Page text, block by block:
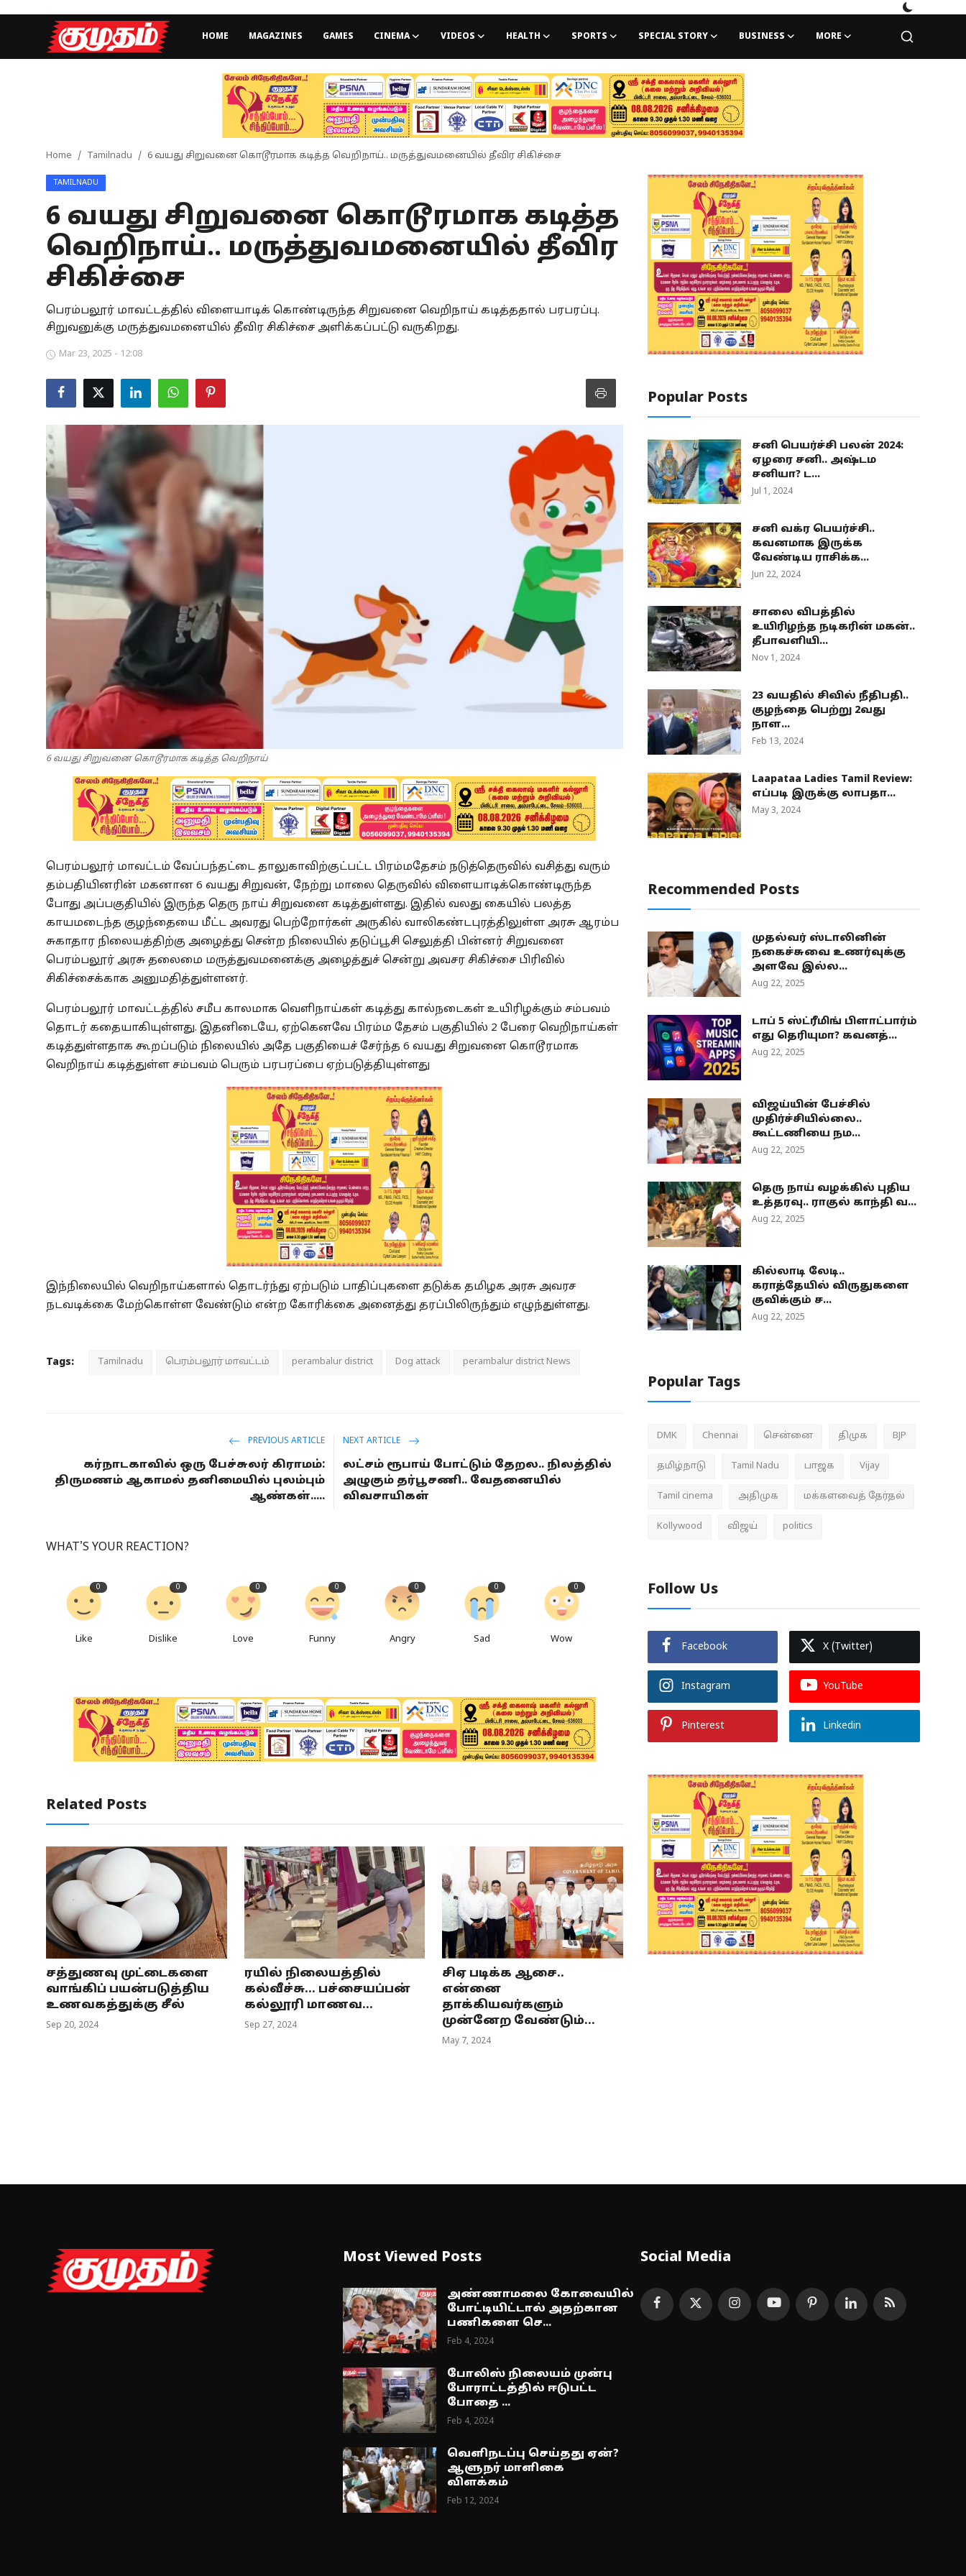
HOME MAGAZINES GAMES CINEMA VIDEOS HEALTH SPORTS SPECIAL STORY BUSINESS MORE
Games
Special Story
Tamilnadu
National
Astrology
Spirituality
Weather
Politics
Home Tamilnadu 6 வயது சிறுவனை கொடூரமாக கடித்த வெறிநாய்.. மருத்துவமனையில் தீவிர சிகிச்சை
TAMILNADU
6 வயது சிறுவனை கொடூரமாக கடித்த
வெறிநாய்.. மருத்துவமனையில் தீவிர
சிகிச்சை
பெரம்பலூர் மாவட்டத்தில் விளையாடிக் கொண்டிருந்த சிறுவனை வெறிநாய் கடித்ததால் பரபரப்பு.
சிறுவனுக்கு மருத்துவமனையில் தீவிர சிகிச்சை அளிக்கப்பட்டு வருகிறது.
Mar 23, 2025 - 12:08
6 வயது சிறுவனை கொடூரமாக கடித்த வெறிநாய்
பெரம்பலூர் மாவட்டம் வேப்பந்தட்டை தாலுகாவிற்குட்பட்ட பிரம்மதேசம் நடுத்தெருவில் வசித்து வரும்
தம்பதியினரின் மகனான 6 வயது சிறுவன், நேற்று மாலை தெருவில் விளையாடிக்கொண்டிருந்த
போது அப்பகுதியில் இருந்த தெரு நாய் சிறுவனை கடித்துள்ளது. இதில் வலது கையில் பலத்த
காயமடைந்த குழந்தையை மீட்ட அவரது பெற்றோர்கள் அருகில் வாலிகண்டபுரத்திலுள்ள அரசு ஆரம்ப
சுகாதார நிலையத்திற்கு அழைத்து சென்ற நிலையில் தடுப்பூசி செலுத்தி பின்னர் சிறுவனை
பெரம்பலூர் அரசு தலைமை மருத்துவமனைக்கு அழைத்துச் சென்று அவசர சிகிச்சை பிரிவில்
சிகிச்சைக்காக அனுமதித்துள்ளனர்.
பெரம்பலூர் மாவட்டத்தில் சமீப காலமாக வெளிநாய்கள் கடித்து கால்நடைகள் உயிரிழக்கும் சம்பவம்
தொடர் கதையாகியுள்ளது. இதனிடையே, ஏற்கெனவே பிரம்ம தேசம் பகுதியில் 2 பேரை வெறிநாய்கள்
கடித்துள்ளதாக கூறப்படும் நிலையில் அதே பகுதியைச் சேர்ந்த 6 வயது சிறுவனை கொடூரமாக
வெறிநாய் கடித்துள்ள சம்பவம் பெரும் பரபரப்பை ஏற்படுத்தியுள்ளது
இந்நிலையில் வெறிநாய்களால் தொடர்ந்து ஏற்படும் பாதிப்புகளை தடுக்க தமிழக அரசு அவரச
நடவடிக்கை மேற்கொள்ள வேண்டும் என்ற கோரிக்கை அனைத்து தரப்பிலிருந்தும் எழுந்துள்ளது.
Tags: Tamilnadu பெரம்பலூர் மாவட்டம் perambalur district Dog attack perambalur district News
PREVIOUS ARTICLE
கர்நாடகாவில் ஒரு பேச்சுலர் கிராமம்:
திருமணம் ஆகாமல் தனிமையில் புலம்பும்
ஆண்கள்.....
NEXT ARTICLE
லட்சம் ரூபாய் போட்டும் தேறல.. நிலத்தில்
அழுகும் தர்பூசணி.. வேதனையில்
விவசாயிகள்
WHAT'S YOUR REACTION?
0
Like
0
Dislike
0
Love
0
Funny
0
Angry
0
Sad
0
Wow
Related Posts
சத்துணவு முட்டைகளை
வாங்கிப் பயன்படுத்திய
உணவகத்துக்கு சீல்
Sep 20, 2024
ரயில் நிலையத்தில்
கல்வீச்சு... பச்சையப்பன்
கல்லூரி மாணவ...
Sep 27, 2024
சிஏ படிக்க ஆசை..
என்னை
தாக்கியவர்களும்
முன்னேற வேண்டும்...
May 7, 2024
Popular Posts
சனி பெயர்ச்சி பலன் 2024:
ஏழரை சனி.. அஷ்டம
சனியா? ட...
Jul 1, 2024
சனி வக்ர பெயர்ச்சி..
கவனமாக இருக்க
வேண்டிய ராசிக்க...
Jun 22, 2024
சாலை விபத்தில்
உயிரிழந்த நடிகரின் மகன்..
தீபாவளியி...
Nov 1, 2024
23 வயதில் சிவில் நீதிபதி..
குழந்தை பெற்று 2வது
நாள...
Feb 13, 2024
Laapataa Ladies Tamil Review:
எப்படி இருக்கு லாபதா...
May 3, 2024
Recommended Posts
முதல்வர் ஸ்டாலினின்
நகைச்சுவை உணர்வுக்கு
அளவே இல்ல...
Aug 22, 2025
டாப் 5 ஸ்ட்ரீமிங் பிளாட்பார்ம்
எது தெரியுமா? கவனத்...
Aug 22, 2025
விஜய்யின் பேச்சில்
முதிர்ச்சியில்லை..
கூட்டணியை நம...
Aug 22, 2025
தெரு நாய் வழக்கில் புதிய
உத்தரவு.. ராகுல் காந்தி வ...
Aug 22, 2025
கில்லாடி லேடி..
கராத்தேயில் விருதுகளை
குவிக்கும் ச...
Aug 22, 2025
Popular Tags
DMK Chennai சென்னை திமுக BJP
தமிழ்நாடு Tamil Nadu பாஜக Vijay
Tamil cinema அதிமுக மக்களவைத் தேர்தல்
Kollywood விஜய் politics
Follow Us
Facebook X (Twitter)
Instagram YouTube
Pinterest Linkedin
Most Viewed Posts
அண்ணாமலை கோவையில்
போட்டியிட்டால் அதற்கான
பணிகளை செ...
Feb 4, 2024
போலிஸ் நிலையம் முன்பு
போராட்டத்தில் ஈடுபட்ட
போதை ...
Feb 4, 2024
வெளிநடப்பு செய்தது ஏன்?
ஆளுநர் மாளிகை
விளக்கம்
Feb 12, 2024
Social Media